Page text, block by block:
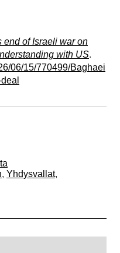
end of Israeli war on
with US.
06/15/770499/Baghaei
, Yhdysvallat,